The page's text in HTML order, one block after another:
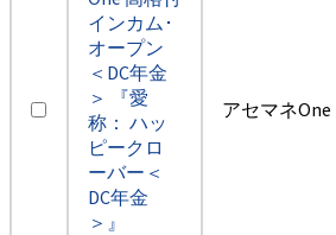
インカム･
オープン
＜DC年金
＞ 『愛
称： ハッ
ピークロ
ーバー＜
DC年金
＞』
アセマネOne